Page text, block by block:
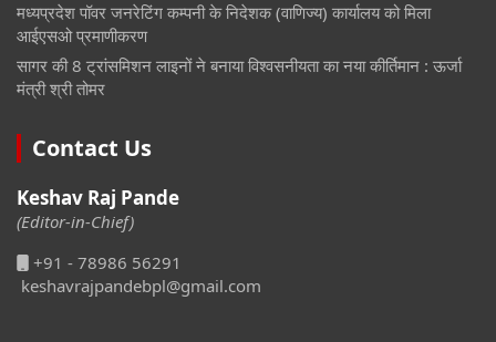
मध्यप्रदेश पॉवर जनरेटिंग कम्पनी के निदेशक (वाणिज्य) कार्यालय को मिला
आईएसओ प्रमाणीकरण
सागर की 8 ट्रांसमिशन लाइनों ने बनाया विश्वसनीयता का नया कीर्तिमान : ऊर्जा
मंत्री श्री तोमर
Contact Us
Keshav Raj Pande
(Editor-in-Chief)
+91 - 78986 56291
keshavrajpandebpl@gmail.com